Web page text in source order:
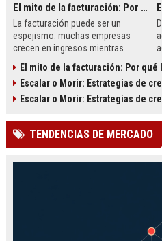
El mito de la facturación: Por qué la rentabilidad es lo único que importa
La facturación puede ser un
espejismo: muchas empresas
crecen en ingresos mientras
el volumen, es el verdadero
indicador de salud empresarial.
Aprende a cambiar el enfoque y a
El mito de la facturación: Por qué la
Escalar o Morir: Estrategias de
Escalar o Morir: Estrategias de
TENDENCIAS DE MERCADO